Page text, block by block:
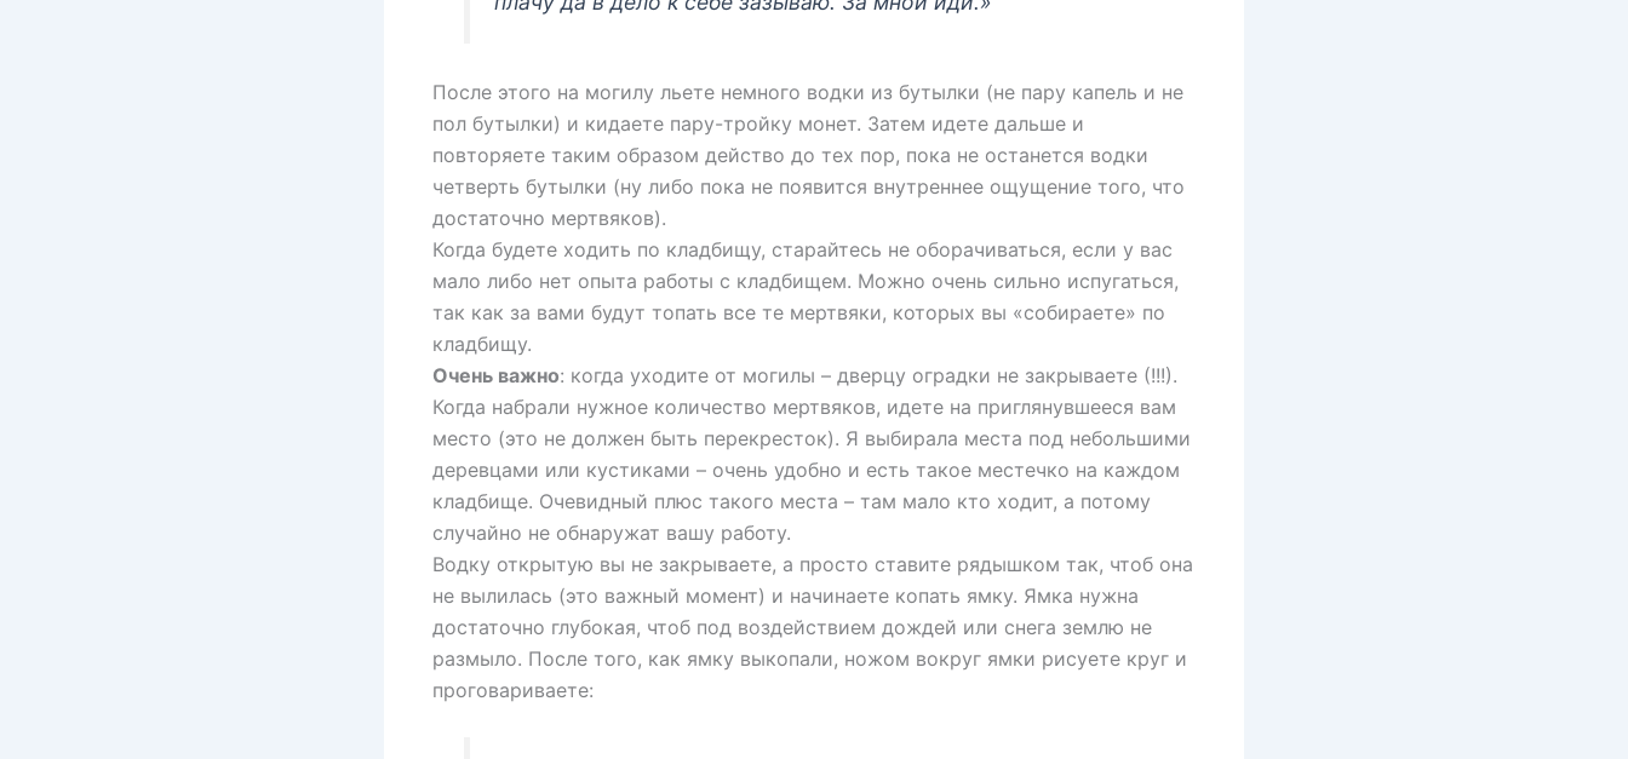
После этого на могилу льете немного водки из бутылки (не пару капель и не
пол бутылки) и кидаете пару-тройку монет. Затем идете дальше и
повторяете таким образом действо до тех пор, пока не останется водки
четверть бутылки (ну либо пока не появится внутреннее ощущение того, что
достаточно мертвяков).
Когда будете ходить по кладбищу, старайтесь не оборачиваться, если у вас
мало либо нет опыта работы с кладбищем. Можно очень сильно испугаться,
так как за вами будут топать все те мертвяки, которых вы «собираете» по
кладбищу.
Очень важно: когда уходите от могилы – дверцу оградки не закрываете (!!!).
Когда набрали нужное количество мертвяков, идете на приглянувшееся вам
место (это не должен быть перекресток). Я выбирала места под небольшими
деревцами или кустиками – очень удобно и есть такое местечко на каждом
кладбище. Очевидный плюс такого места – там мало кто ходит, а потому
случайно не обнаружат вашу работу.
Водку открытую вы не закрываете, а просто ставите рядышком так, чтоб она
не вылилась (это важный момент) и начинаете копать ямку. Ямка нужна
достаточно глубокая, чтоб под воздействием дождей или снега землю не
размыло. После того, как ямку выкопали, ножом вокруг ямки рисуете круг и
проговариваете: